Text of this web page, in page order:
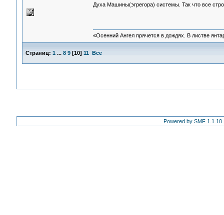
Духа Машины(эгрегора) системы. Так что все
«Осенний Ангел прячется в дождях. В листве
Страниц: 1 ... 8 9[10] 11 Все
Powered by SMF 1.1.10